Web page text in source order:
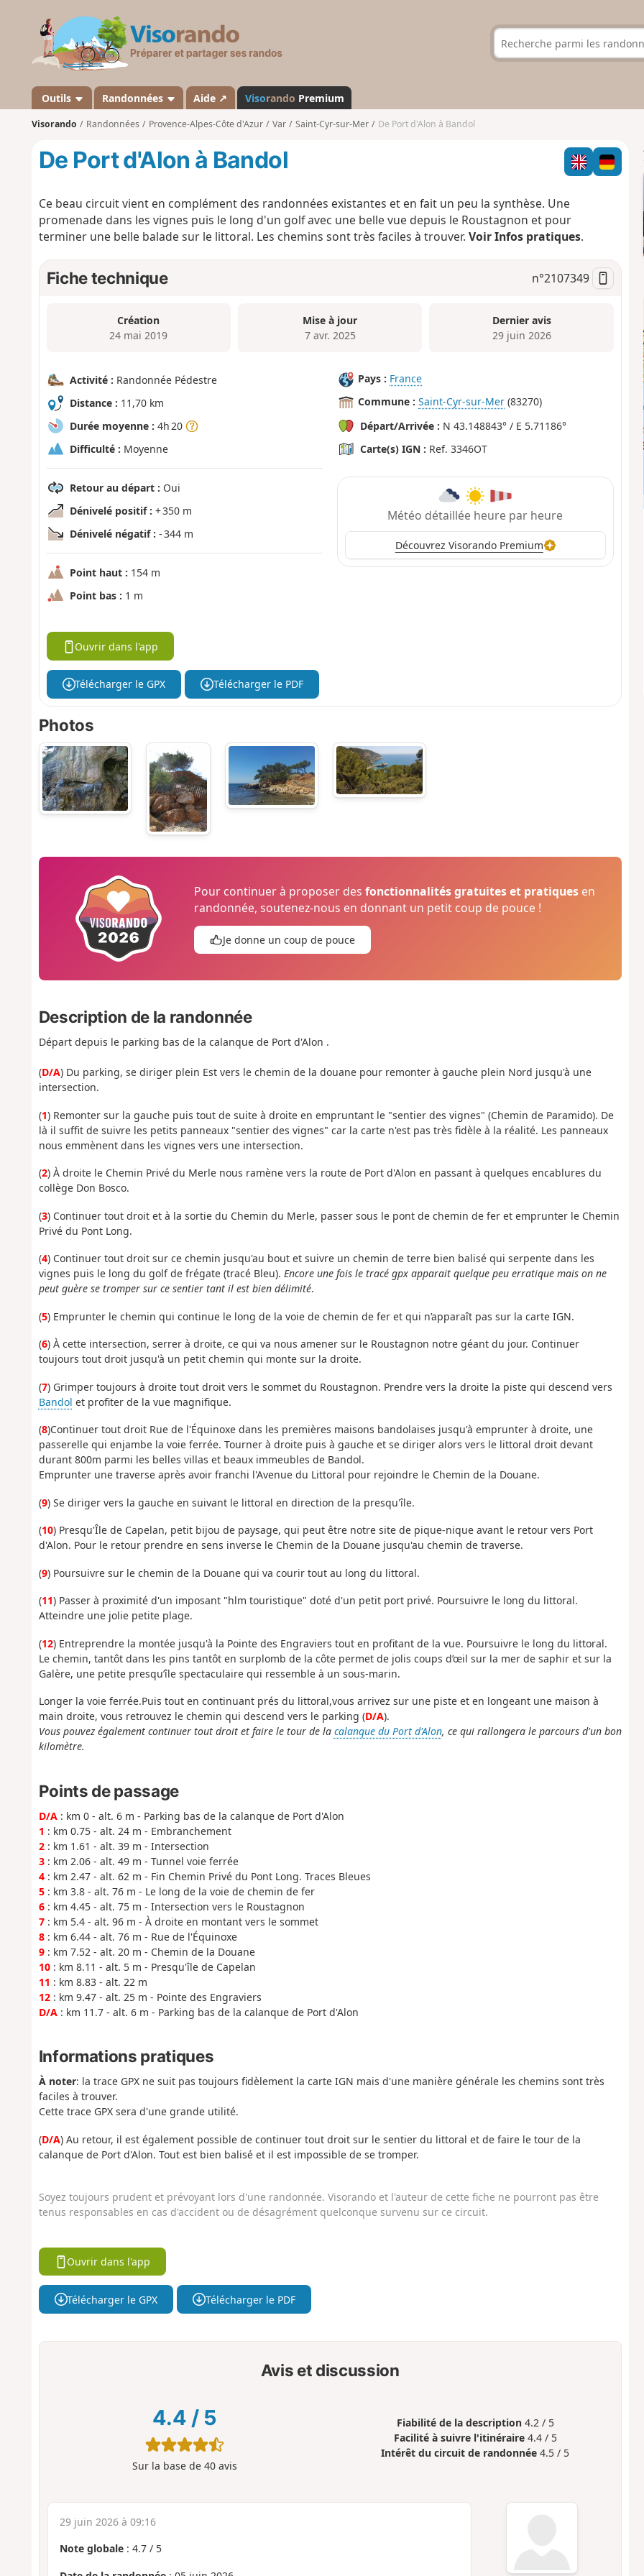
s
a
n
d
Outils Randonnées Aide ↗ Visorando Premium
Visorando Randonnées Provence-Alpes-Côte d'Azur Var Saint-Cyr-sur-Mer De Port d'Alon à Bandol
De Port d'Alon à Bandol
Ce beau circuit vient en complément des randonnées existantes et en fait un peu la synthèse. Une
promenade dans les vignes puis le long d'un golf avec une belle vue depuis le Roustagnon et pour
terminer une belle balade sur le littoral. Les chemins sont très faciles à trouver. Voir Infos pratiques.
Fiche technique n°2107349
Création
24 mai 2019
Mise à jour
7 avr. 2025
Dernier avis
29 juin 2026
Activité : Randonnée Pédestre
Distance : 11,70 km
Durée moyenne : 4h 20
Difficulté : Moyenne
Retour au départ : Oui
Dénivelé positif : + 350 m
Dénivelé négatif : - 344 m
Point haut : 154 m
Point bas : 1 m
Pays : France
Commune : Saint-Cyr-sur-Mer (83270)
Départ/Arrivée : N 43.148843° / E 5.71186°
Carte(s) IGN : Ref. 3346OT
Météo détaillée heure par heure
Découvrez Visorando Premium
Ouvrir dans l'app
Télécharger le GPX Télécharger le PDF
Photos
Pour continuer à proposer desfonctionnalités gratuites et pratiques en
randonnée, soutenez-nous en donnant un petit coup de pouce !
Je donne un coup de pouce
Description de la randonnée
Départ depuis le parking bas de la calanque de Port d'Alon .
(D/A) Du parking, se diriger plein Est vers le chemin de la douane pour remonter à gauche plein Nord jusqu'à une
intersection.
(1) Remonter sur la gauche puis tout de suite à droite en empruntant le "sentier des vignes" (Chemin de Paramido). De
là il suffit de suivre les petits panneaux "sentier des vignes" car la carte n'est pas très fidèle à la réalité. Les panneaux
nous emmènent dans les vignes vers une intersection.
(2) À droite le Chemin Privé du Merle nous ramène vers la route de Port d'Alon en passant à quelques encablures du
collège Don Bosco.
(3) Continuer tout droit et à la sortie du Chemin du Merle, passer sous le pont de chemin de fer et emprunter le Chemin
Privé du Pont Long.
(4) Continuer tout droit sur ce chemin jusqu'au bout et suivre un chemin de terre bien balisé qui serpente dans les
vignes puis le long du golf de frégate (tracé Bleu). Encore une fois le tracé gpx apparait quelque peu erratique mais on ne
peut guère se tromper sur ce sentier tant il est bien délimité.
(5) Emprunter le chemin qui continue le long de la voie de chemin de fer et qui n’apparaît pas sur la carte IGN.
(6) À cette intersection, serrer à droite, ce qui va nous amener sur le Roustagnon notre géant du jour. Continuer
toujours tout droit jusqu'à un petit chemin qui monte sur la droite.
(7) Grimper toujours à droite tout droit vers le sommet du Roustagnon. Prendre vers la droite la piste qui descend vers
Bandol et profiter de la vue magnifique.
(8)Continuer tout droit Rue de l'Équinoxe dans les premières maisons bandolaises jusqu'à emprunter à droite, une
passerelle qui enjambe la voie ferrée. Tourner à droite puis à gauche et se diriger alors vers le littoral droit devant
durant 800m parmi les belles villas et beaux immeubles de Bandol.
Emprunter une traverse après avoir franchi l'Avenue du Littoral pour rejoindre le Chemin de la Douane.
(9) Se diriger vers la gauche en suivant le littoral en direction de la presqu'île.
(10) Presqu'Île de Capelan, petit bijou de paysage, qui peut être notre site de pique-nique avant le retour vers Port
d'Alon. Pour le retour prendre en sens inverse le Chemin de la Douane jusqu'au chemin de traverse.
(9) Poursuivre sur le chemin de la Douane qui va courir tout au long du littoral.
(11) Passer à proximité d'un imposant "hlm touristique" doté d'un petit port privé. Poursuivre le long du littoral.
Atteindre une jolie petite plage.
(12) Entreprendre la montée jusqu'à la Pointe des Engraviers tout en profitant de la vue. Poursuivre le long du littoral.
Le chemin, tantôt dans les pins tantôt en surplomb de la côte permet de jolis coups d’œil sur la mer de saphir et sur la
Galère, une petite presqu’île spectaculaire qui ressemble à un sous-marin.
Longer la voie ferrée.Puis tout en continuant prés du littoral,vous arrivez sur une piste et en longeant une maison à
main droite, vous retrouvez le chemin qui descend vers le parking (D/A).
Vous pouvez également continuer tout droit et faire le tour de la calanque du Port d'Alon, ce qui rallongera le parcours d'un bon
kilomètre.
Points de passage
D/A: km 0 - alt. 6 m - Parking bas de la calanque de Port d'Alon
1 : km 0.75 - alt. 24 m - Embranchement
2: km 1.61 - alt. 39 m - Intersection
3: km 2.06 - alt. 49 m - Tunnel voie ferrée
4: km 2.47 - alt. 62 m - Fin Chemin Privé du Pont Long. Traces Bleues
5: km 3.8 - alt. 76 m - Le long de la voie de chemin de fer
6: km 4.45 - alt. 75 m - Intersection vers le Roustagnon
7: km 5.4 - alt. 96 m - À droite en montant vers le sommet
8: km 6.44 - alt. 76 m - Rue de l'Équinoxe
9: km 7.52 - alt. 20 m - Chemin de la Douane
10: km 8.11 - alt. 5 m - Presqu'île de Capelan
11 : km 8.83 - alt. 22 m
12: km 9.47 - alt. 25 m - Pointe des Engraviers
D/A: km 11.7 - alt. 6 m - Parking bas de la calanque de Port d'Alon
Informations pratiques
À noter: la trace GPX ne suit pas toujours fidèlement la carte IGN mais d'une manière générale les chemins sont très
faciles à trouver.
Cette trace GPX sera d'une grande utilité.
(D/A) Au retour, il est également possible de continuer tout droit sur le sentier du littoral et de faire le tour de la
calanque de Port d'Alon. Tout est bien balisé et il est impossible de se tromper.
Soyez toujours prudent et prévoyant lors d'une randonnée. Visorando et l'auteur de cette fiche ne pourront pas être
tenus responsables en cas d'accident ou de désagrément quelconque survenu sur ce circuit.
Ouvrir dans l'app
Télécharger le GPX Télécharger le PDF
Avis et discussion
4.4 / 5
Sur la base de 40avis
Fiabilité de la description 4.2 / 5
Facilité à suivre l'itinéraire 4.4 / 5
Intérêt du circuit de randonnée 4.5 / 5
29 juin 2026 à 09:16
Note globale: 4.7/ 5